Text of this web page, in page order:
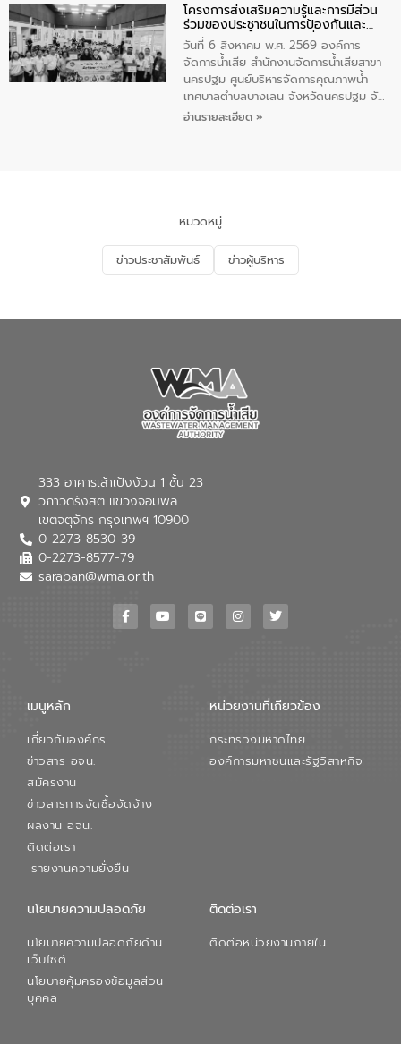
ประชาชน ตัวแทนจากโรงแรมต่างๆ ในเขต
เทศบาลตำบลราไวย์ ศูนย์บริหารจัดการ
คุณภาพน้ำเทศบาลตำบลราไวย์ นำโดยนาย
น้อย แก้วเศษ ผู้จัดการสำนักงานจัดการน้ำ
เสียสาขาภูเก็ต พร้อมด้วยเจ้าหน้าที่ จำนวน
5 คน ร่วมทำกิจกรรม ทำความสะอาด
ชายหาดและแหล่งท่องเที่ยว ณ บริเวณ
โครงการส่งเสริมความรู้และการมีส่วน
ร่วมของประชาชนในการป้องกันและ
แก้ไขปัญหาน้ำเสียอย่างยั่งยืน
วันที่ 6 สิงหาคม พ.ศ. 2569 องค์การ
จัดการน้ำเสีย สำนักงานจัดการน้ำเสียสาขา
นครปฐม ศูนย์บริหารจัดการคุณภาพน้ำ
เทศบาลตำบลบางเลน จังหวัดนครปฐม จัด
กิจกรรมภายใต้โครงการส่งเสริมความรู้และ
จัดการน้ำเสียและสร้างจิตสำนึกในการ
อนุรักษ์สิ่งแวดล้อม ในหัวข้อ “น้ำเสียชุมชน
และการบำบัดน้ำเสียเบื้องต้น” โดยให้ความรู้
เกี่ยวกับสาเหตุและผลกระทบของน้ำเสีย
ณ เทศบาลตำบลบางเลน จังหวัดนครปฐม
อ่านรายละเอียด »
หมวดหมู่
ข่าวประชาสัมพันธ์ ข่าวผู้บริหาร
333 อาคารเล้าเป้งง้วน 1 ชั้น 23
วิภาวดีรังสิต แขวงจอมพล
เขตจตุจักร กรุงเทพฯ 10900
0-2273-8530-39
0-2273-8577-79
saraban@wma.or.th
เมนูหลัก
เกี่ยวกับองค์กร
ข่าวสาร อจน.
สมัครงาน
ข่าวสารการจัดซื้อจัดจ้าง
ผลงาน อจน.
ติดต่อเรา
รายงานความยั่งยืน
หน่วยงานที่เกียวข้อง
กระทรวงมหาดไทย
องค์การมหาชนและรัฐวิสาหกิจ
นโยบายความปลอดภัย
นโยบายความปลอดภัยด้าน
เว็บไซต์
นโยบายคุ้มครองข้อมูลส่วน
บุคคล
ติดต่อเรา
ติดต่อหน่วยงานภายใน